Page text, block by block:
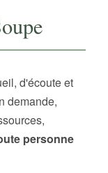
d'écoute et
demande,
personne